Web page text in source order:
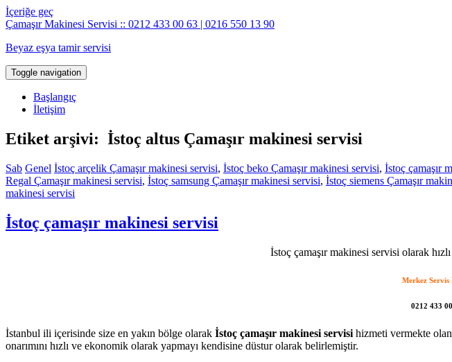
İçeriğe geç
Çamaşır Makinesi Servisi :: 0212 433 00 63 | 0216 550 13 90
Beyaz eşya tamir servisi
Toggle navigation
Başlangıç
İletişim
Etiket arşivi: İstoç altus Çamaşır makinesi servisi
Sab Genel İstoç arçelik Çamaşır makinesi servisi, İstoç beko Çamaşır makinesi servisi, İstoç çamaşır
Regal Çamaşır makinesi servisi, İstoç samsung Çamaşır makinesi servisi, İstoç siemens Çamaşır
makinesi servisi
İstoç çamaşır makinesi servisi
İstoç çamaşır makinesi servisi olarak
Merkez Servis
0212 433
İstanbul ili içerisinde size en yakın bölge olarak İstoç çamaşır makinesi servisi hizmeti vermekte
onarımını hızlı ve ekonomik olarak yapmayı kendisine düstur olarak belirlemiştir.